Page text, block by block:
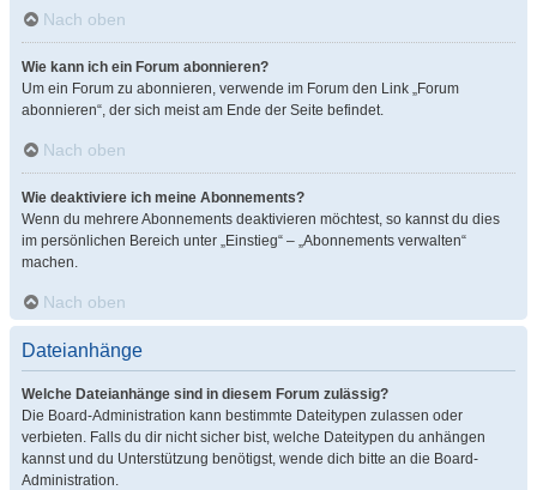
Nach oben
Wie kann ich ein Forum abonnieren?
Um ein Forum zu abonnieren, verwende im Forum den Link „Forum
abonnieren“, der sich meist am Ende der Seite befindet.
Nach oben
Wie deaktiviere ich meine Abonnements?
Wenn du mehrere Abonnements deaktivieren möchtest, so kannst du dies
im persönlichen Bereich unter „Einstieg“ – „Abonnements verwalten“
machen.
Nach oben
Dateianhänge
Welche Dateianhänge sind in diesem Forum zulässig?
Die Board-Administration kann bestimmte Dateitypen zulassen oder
verbieten. Falls du dir nicht sicher bist, welche Dateitypen du anhängen
kannst und du Unterstützung benötigst, wende dich bitte an die Board-
Administration.